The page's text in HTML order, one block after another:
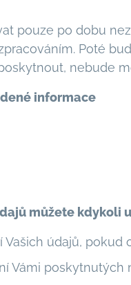
pouze po dobu
Poté
nebude
informace
můžete kdykoli
údajů, pokud
Vámi